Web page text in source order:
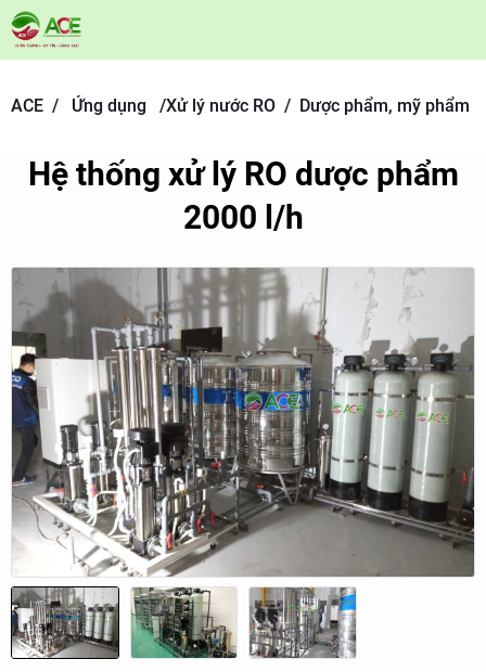
ACE / Ứng dụng /Xử lý nước RO / Dược phẩm, mỹ phẩm
Hệ thống xử lý RO dược phẩm
2000 l/h